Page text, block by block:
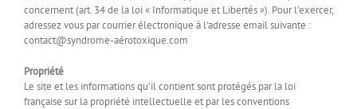
concernent (art. 34 de la loi « Informatique et Libertés »). Pour l’exercer,
adressez vous par courrier électronique à l’adresse email suivante :
contact@syndrome-aérotoxique.com
Propriété
Le site et les informations qu’il contient sont protégés par la loi
française sur la propriété intellectuelle et par les conventions